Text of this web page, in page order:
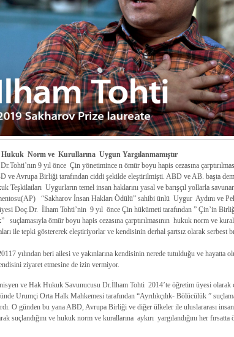
Norm ve Kurullarına Uygun Yargılanmamıştır
9 yıl önce Çin yönetimince n ömür boyu hapis cezasına
ve Avrupa Birliği tarafından ciddi şekilde eleştirilmişti. ABD ve AB. başta
Teşkilatları Uygurların temel insan haklarını yasal ve barışçıl yollarla
“Sakharov İnsan Hakları Ödülü” sahibi ünlü Uygur Aydını ve
Doç.Dr. İlham Tohti’nin 9 yıl önce Çin hükümeti tarafından ” Çin’in
suçlamasıyla ömür boyu hapis cezasına çarptırılmasının hukuk norm ve
ile tepki göstererek eleştiriyorlar ve kendisinin derhal şartsız olarak serbest
yılından beri ailesi ve yakınlarına kendisinin nerede tutulduğu ve hayatta
ziyaret etmesine de izin vermiyor.
ve Hak Hukuk Savunucusu Dr.İlham Tohti 2014’te öğretim üyesi olarak
Urumçi Orta Halk Mahkemesi tarafından “Ayrılıkçılık- Bölücülük ”
O günden bu yana ABD, Avrupa Birliği ve diğer ülkeler ile uluslararası
suçlandığını ve hukuk norm ve kurallarına aykırı yargılandığını her fırsatta